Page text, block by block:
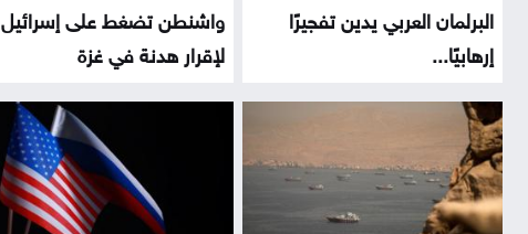
البرلمان العربي يدين تفجيرًا
إرهابيًا...
واشنطن تضغط على إسرائيل
لإقرار هدنة في غزة